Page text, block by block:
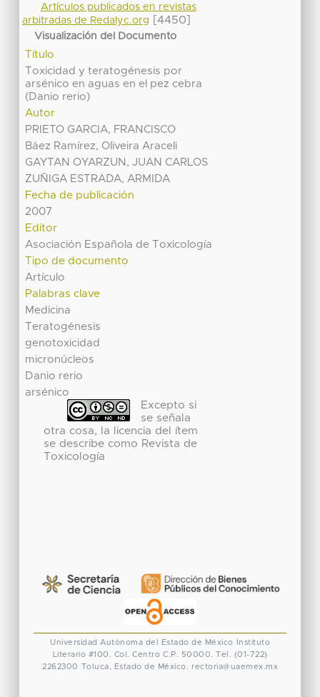
Artículos publicados en revistas
arbitradas de Redalyc.org
[4450]
Visualización del Documento
Título
Toxicidad y teratogénesis por
arsénico en aguas en el pez cebra
(Danio rerio)
Autor
PRIETO GARCIA, FRANCISCO
Báez Ramírez, Oliveira Araceli
GAYTAN OYARZUN, JUAN CARLOS
ZUÑIGA ESTRADA, ARMIDA
Fecha de publicación
2007
Editor
Asociación Española de Toxicología
Tipo de documento
Artículo
Palabras clave
Medicina
Teratogénesis
genotoxicidad
micronúcleos
Danio rerio
arsénico
Excepto si
se señala
otra cosa, la licencia del ítem
se describe como Revista de
Toxicología
Universidad Autónoma del Estado de México
Instituto
Literario #100. Col. Centro C.P. 50000. Tel. (01-722)
2262300
Toluca, Estado de México. rectoria@uaemex.mx